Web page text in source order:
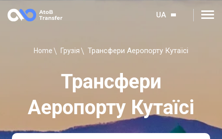
UA
Home Грузія Трансфери Аеропорту Кутаїсі
Трансфери
Аеропорту Кутаїсі